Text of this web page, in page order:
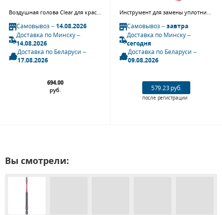
Самовывоз –14.08.2026
Доставка по Минску –
14.08.2026
Доставка по Беларуси –
17.08.2026
694.00
руб.
Самовывоз –завтра
Доставка по Минску –
сегодня
Доставка по Беларуси –
09.08.2026
579.23 руб.
после регистрации
Вы смотрели: